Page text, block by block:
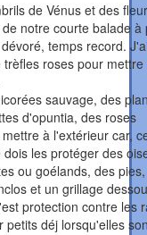
de Vénus et des
notre courte balade à
temps record.
roses pour mettre
sauvage, des
d'opuntia, des roses
à l'extérieur car,
les protéger des
ou goélands, des
et un grillage
protection contre les
petits déj lorsqu'elles